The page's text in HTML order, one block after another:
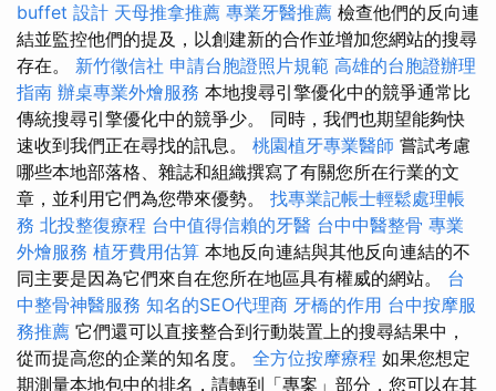
buffet 設計 天母推拿推薦 專業牙醫推薦 檢查他們的反向連
結並監控他們的提及，以創建新的合作並增加您網站的搜尋
存在。 新竹徵信社 申請台胞證照片規範 高雄的台胞證辦理
指南 辦桌專業外燴服務 本地搜尋引擎優化中的競爭通常比
傳統搜尋引擎優化中的競爭少。 同時，我們也期望能夠快
速收到我們正在尋找的訊息。 桃園植牙專業醫師 嘗試考慮
哪些本地部落格、雜誌和組織撰寫了有關您所在行業的文
章，並利用它們為您帶來優勢。 找專業記帳士輕鬆處理帳
務 北投整復療程 台中值得信賴的牙醫 台中中醫整骨 專業
外燴服務 植牙費用估算 本地反向連結與其他反向連結的不
同主要是因為它們來自在您所在地區具有權威的網站。 台
中整骨神醫服務 知名的SEO代理商 牙橋的作用 台中按摩服
務推薦 它們還可以直接整合到行動裝置上的搜尋結果中，
從而提高您的企業的知名度。 全方位按摩療程 如果您想定
期測量本地包中的排名，請轉到「專案」部分，您可以在其